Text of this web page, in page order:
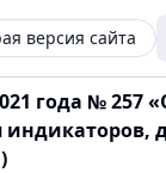
версия сайта
года № 257